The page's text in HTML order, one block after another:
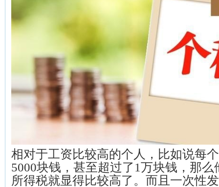
相对于工资比较高的个人，比如说每
5000块钱，甚至超过了1万块钱，那
所得税就显得比较高了。而且一次性